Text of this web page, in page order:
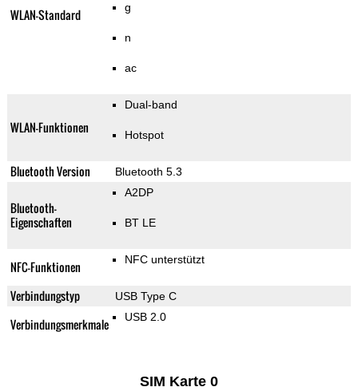
WLAN-Standard g
n
ac
WLAN-Funktionen
Dual-band
Hotspot
Bluetooth Version Bluetooth 5.3
Bluetooth-
Eigenschaften
A2DP
BT LE
NFC-Funktionen NFC unterstützt
Verbindungstyp USB Type C
Verbindungsmerkmale USB 2.0
SIM Karte 0